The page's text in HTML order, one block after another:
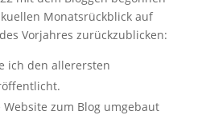
Monatsrückblick auf
Vorjahres zurückzublicken:
ich den allerersten
zum Blog umgebaut